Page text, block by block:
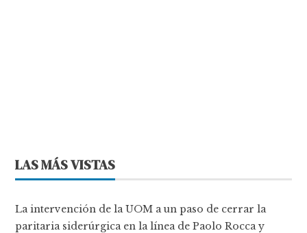
LAS MÁS VISTAS
La intervención de la UOM a un paso de cerrar la
paritaria siderúrgica en la línea de Paolo Rocca y